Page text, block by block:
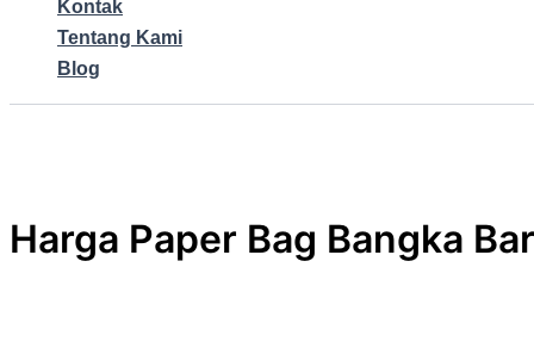
Kontak
Tentang Kami
Blog
Harga Paper Bag Bangka